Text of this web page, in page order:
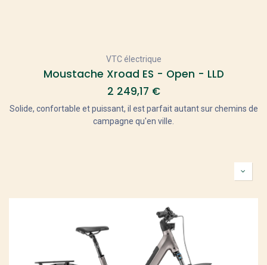
VTC électrique
Moustache Xroad ES - Open - LLD
2 249,17 €
Solide, confortable et puissant, il est parfait autant sur chemins de
campagne qu'en ville.